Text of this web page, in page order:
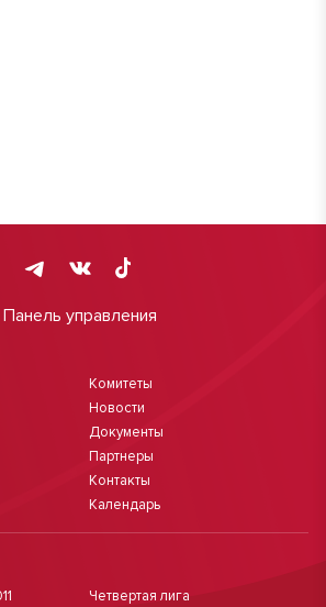
Панель управления
Комитеты
Новости
Документы
Партнеры
Контакты
Календарь
Четвертая лига